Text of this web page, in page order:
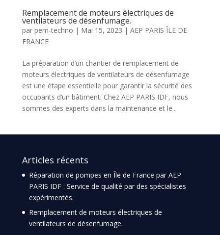
Remplacement de moteurs électriques de
ventilateurs de désenfumage.
par pem-techno | Mai 15, 2023 | AEP PARIS ÎLE DE
FRANCE
La préparation d’un chantier de remplacement de
moteurs électriques de ventilateurs de désenfumage
est une étape essentielle pour garantir la sécurité des
occupants d’un bâtiment. Chez AEP PARIS IDF, nous
sommes des experts dans la maintenance et le...
Articles récents
Réparation de pompes en Île de France par AEP
PARIS IDF : Service de qualité par des spécialistes
expérimentés.
Remplacement de moteurs électriques de
ventilateurs de désenfumage.